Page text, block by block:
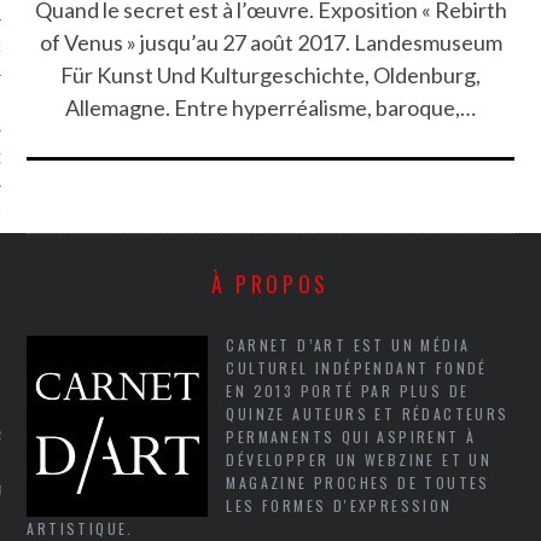
EN VOD
Quand le secret est à l’œuvre. Exposition « Rebirth
of Venus » jusqu’au 27 août 2017. Landesmuseum
Für Kunst Und Kulturgeschichte, Oldenburg,
Allemagne. Entre hyperréalisme, baroque,…
À PROPOS
CARNET D’ART EST UN MÉDIA
CULTUREL INDÉPENDANT FONDÉ
EN 2013 PORTÉ PAR PLUS DE
QUINZE AUTEURS ET RÉDACTEURS
PERMANENTS QUI ASPIRENT À
DÉVELOPPER UN WEBZINE ET UN
MAGAZINE PROCHES DE TOUTES
LES FORMES D'EXPRESSION
ARTISTIQUE.